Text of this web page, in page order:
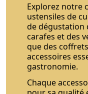
Explorez notre
ustensiles de
de dégustation
carafes et des
que des
accessoires
gastronomie.
Chaque